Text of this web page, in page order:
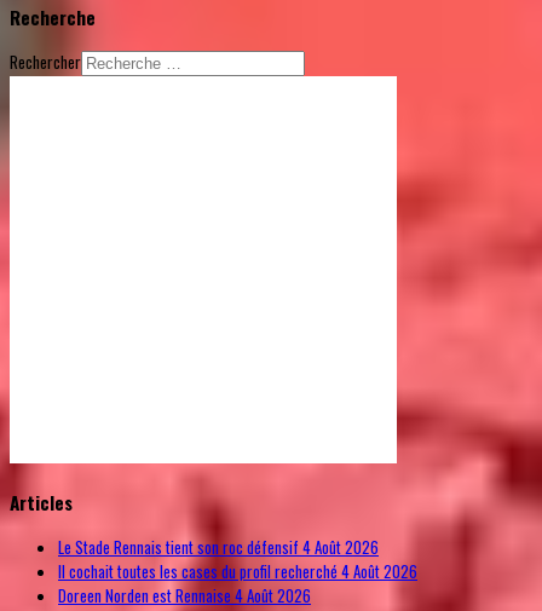
Recherche
Rechercher
VinaGecko.com
Articles
Le Stade Rennais tient son roc défensif 4 Août 2026
Il cochait toutes les cases du profil recherché 4 Août 2026
Doreen Norden est Rennaise 4 Août 2026